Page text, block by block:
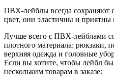
ПВХ-лейблы всегда сохраняют
цвет, они эластичны и приятны
Лучше всего с ПВХ-лейблами
плотного материала: рюкзаки,
верхняя одежда и головные
Если вы хотите, чтобы лейбл
нескольким товарам в заказе: